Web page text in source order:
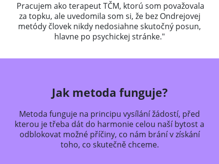
Pracujem ako terapeut TČM, ktorú som považovala
za topku, ale uvedomila som si, že bez Ondrejovej
metódy človek nikdy nedosiahne skutočný posun,
hlavne po psychickej stránke."
Jak metoda funguje?
Metoda funguje na principu vysílání žádostí, před
kterou je třeba dát do harmonie celou naší bytost a
odblokovat možné příčiny, co nám brání v získání
toho, co skutečně chceme.